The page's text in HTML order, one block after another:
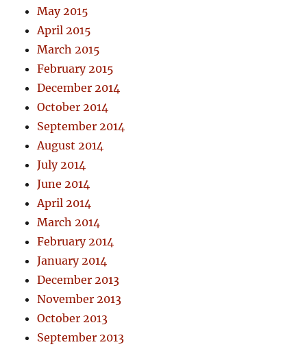
May 2015
April 2015
March 2015
February 2015
December 2014
October 2014
September 2014
August 2014
July 2014
June 2014
April 2014
March 2014
February 2014
January 2014
December 2013
November 2013
October 2013
September 2013